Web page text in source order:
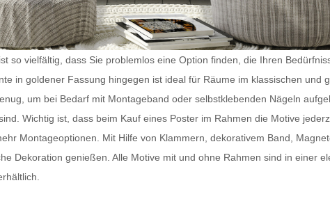
so vielfältig, dass Sie problemlos eine Option finden, die Ihren
in goldener Fassung hingegen ist ideal für Räume im klassischen und
um bei Bedarf mit Montageband oder selbstklebenden Nägeln
Wichtig ist, dass beim Kauf eines Poster im Rahmen die Motive
Montageoptionen. Mit Hilfe von Klammern, dekorativem Band,
Dekoration genießen. Alle Motive mit und ohne Rahmen sind in einer